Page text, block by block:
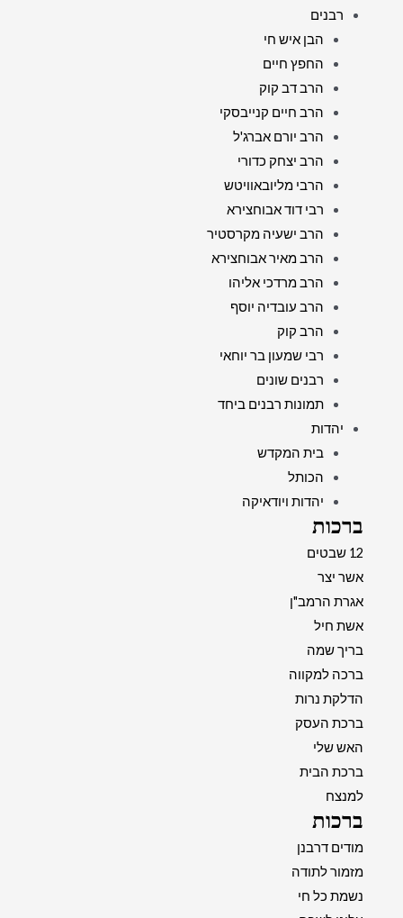
רבנים
הבן איש חי
החפץ חיים
הרב דב קוק
הרב חיים קנייבסקי
הרב יורם אברג'ל
הרב יצחק כדורי
הרבי מליובאוויטש
רבי דוד אבוחצירא
הרב ישעיה מקרסטיר
הרב מאיר אבוחצירא
הרב מרדכי אליהו
הרב עובדיה יוסף
הרב קוק
רבי שמעון בר יוחאי
רבנים שונים
תמונות רבנים ביחד
יהדות
בית המקדש
הכותל
יהדות ויודאיקה
ברכות
12 שבטים
אשר יצר
אגרת הרמב"ן
אשת חיל
בריך שמה
ברכה למקווה
הדלקת נרות
ברכת העסק
האש שלי
ברכת הבית
למנצח
ברכות
מודים דרבנן
מזמור לתודה
נשמת כל חי